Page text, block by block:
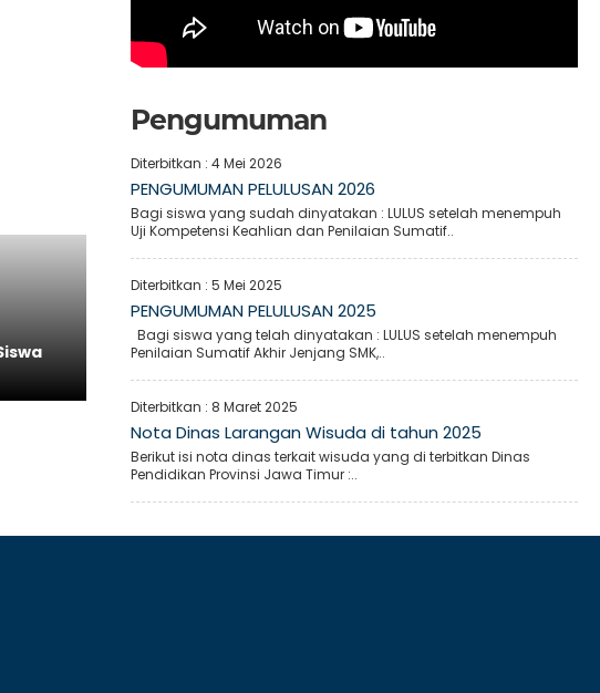
Pengumuman
Diterbitkan :4 Mei 2026
PENGUMUMAN PELULUSAN 2026
Bagi siswa yang sudah dinyatakan : LULUS setelah menempuh
Uji Kompetensi Keahlian dan Penilaian Sumatif..
Diterbitkan :5 Mei 2025
PENGUMUMAN PELULUSAN 2025
Bagi siswa yang telah dinyatakan : LULUS setelah menempuh
Penilaian Sumatif Akhir Jenjang SMK,..
Diterbitkan : 8 Maret 2025
Nota Dinas Larangan Wisuda di tahun 2025
Berikut isi nota dinas terkait wisuda yang di terbitkan Dinas
Pendidikan Provinsi Jawa Timur :..